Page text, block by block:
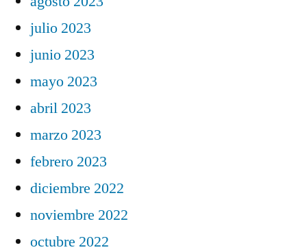
julio 2023
junio 2023
mayo 2023
abril 2023
marzo 2023
febrero 2023
diciembre 2022
noviembre 2022
octubre 2022